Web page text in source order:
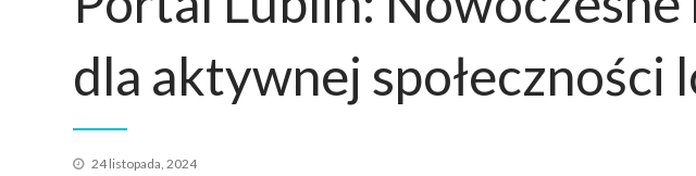
dla aktywnej społeczności
Opublikowane
24 listopada, 2024